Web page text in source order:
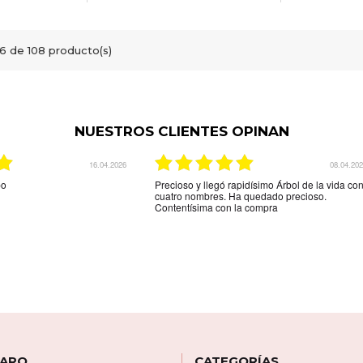
de 108 producto(s)
NUESTROS CLIENTES OPINAN
03.12.2025
la web.Son unos
La mejor tienda online que hay para comprar
una joya personalizada muy rápido y muy eficaz
y muy amable la recomiendo